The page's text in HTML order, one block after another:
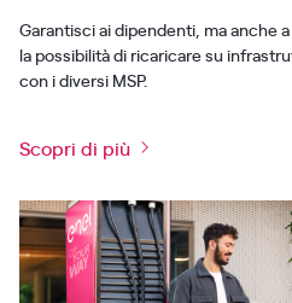
Garantisci ai dipendenti, ma anche
la possibilità di ricaricare su
con i diversi MSP.
Scopri di più